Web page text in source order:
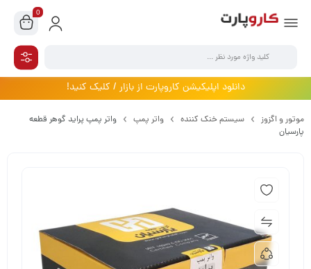
0
دانلود اپلیکیشن کاروپارت از بازار / کلیک کنید!
موتور و اگزوز سیستم خنک کننده واتر پمپ
واتر پمپ پراید گوهر قطعه
پارسیان